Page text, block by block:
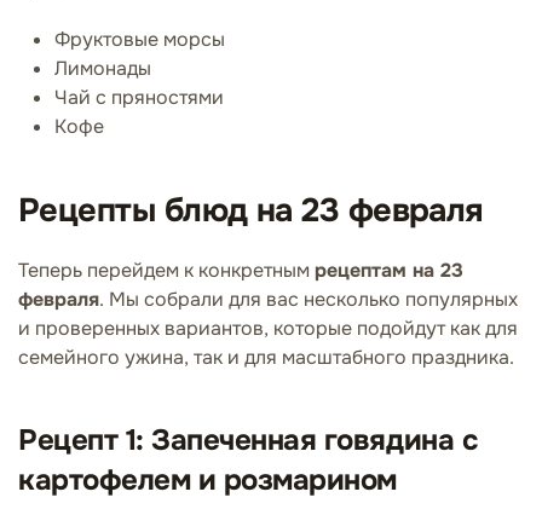
Фруктовые морсы
Лимонады
Чай с пряностями
Кофе
Рецепты блюд на 23 февраля
Теперь перейдем к конкретным рецептам на 23
февраля. Мы собрали для вас несколько популярных
и проверенных вариантов, которые подойдут как для
семейного ужина, так и для масштабного праздника.
Рецепт 1: Запеченная говядина с
картофелем и розмарином